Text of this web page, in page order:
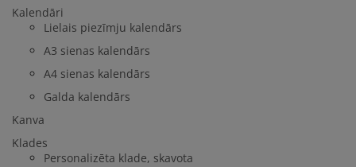
Kalendāri
Lielais piezīmju kalendārs
A3 sienas kalendārs
A4 sienas kalendārs
Galda kalendārs
Kanva
Klades
Personalizēta klade, skavota